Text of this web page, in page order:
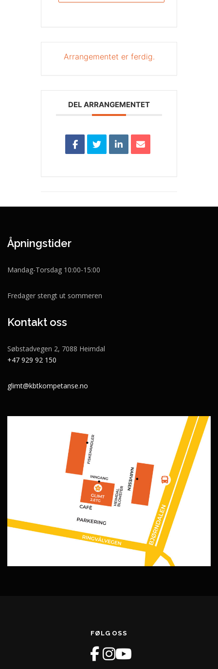
Arrangementet er ferdig.
DEL ARRANGEMENTET
Åpningstider
Mandag-Torsdag 10:00-15:00
Fredager stengt ut sommeren
Kontakt oss
Søbstadvegen 2, 7088 Heimdal
+47 929 92 150
glimt@kbtkompetanse.no
FØLG OSS